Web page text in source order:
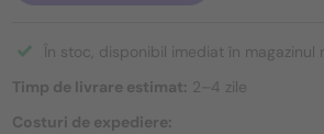
În stoc, disponibil imediat în magazinul
Timp de livrare estimat: 2–4 zile
Costuri de expediere: